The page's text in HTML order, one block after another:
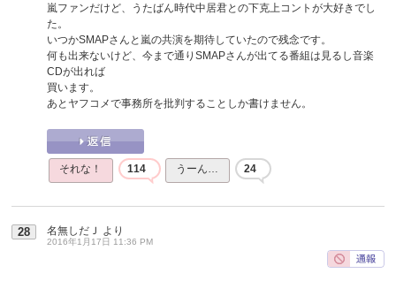
嵐ファンだけど、うたばん時代中居君との下克上コントが大好きでし
た。
いつかSMAPさんと嵐の共演を期待していたので残念です。
何も出来ないけど、今まで通りSMAPさんが出てる番組は見るし音楽
CDが出れば
買います。
あとヤフコメで事務所を批判することしか書けません。
それな！ 114 うーん… 24
28 名無しだＪ より
2016年1月17日 11:36 PM